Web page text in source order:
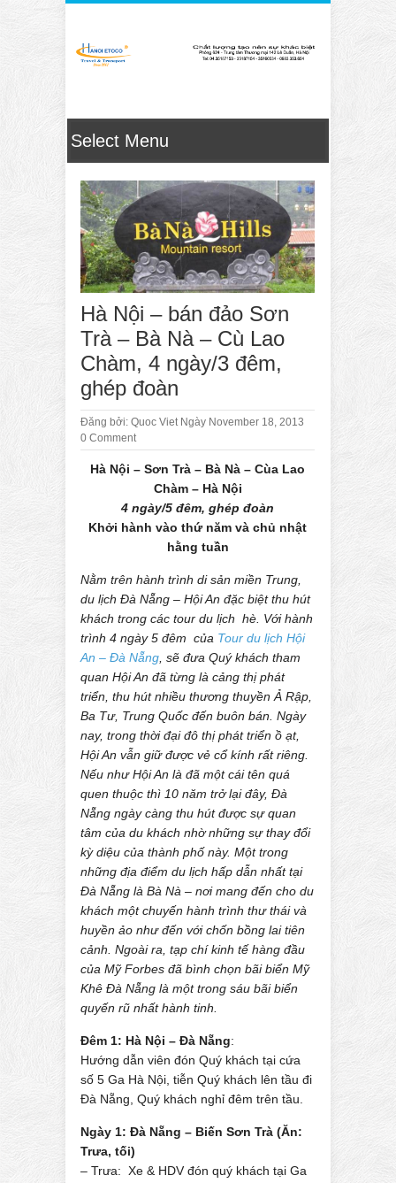
Hà Nội – bán đảo Sơn
Trà – Bà Nà – Cù Lao
Chàm, 4 ngày/3 đêm,
ghép đoàn
Đăng bởi: Quoc Viet Ngày November 18, 2013
0 Comment
Hà Nội – Sơn Trà – Bà Nà – Cùa Lao
Chàm – Hà Nội
4 ngày/5 đêm, ghép đoàn
Khởi hành vào thứ năm và chủ nhật
hằng tuần
Nằm trên hành trình di sản miền Trung,
du lịch Đà Nẵng – Hội An đặc biệt thu hút
khách trong các tour du lịch hè. Với hành
trình 4 ngày 5 đêm của Tour du lịch Hội
An – Đà Nẵng , sẽ đưa Quý khách tham
quan Hội An đã từng là cảng thị phát
triển, thu hút nhiều thương thuyền Ả Rập,
Ba Tư, Trung Quốc đến buôn bán. Ngày
nay, trong thời đại đô thị phát triển ồ ạt,
Hội An vẫn giữ được vẻ cổ kính rất riêng.
Nếu như Hội An là đã một cái tên quá
quen thuộc thì 10 năm trở lại đây, Đà
Nẵng ngày càng thu hút được sự quan
tâm của du khách nhờ những sự thay đổi
kỳ diệu của thành phố này. Một trong
những địa điểm du lịch hấp dẫn nhất tại
Đà Nẵng là Bà Nà – nơi mang đến cho du
khách một chuyến hành trình thư thái và
huyền ảo như đến với chốn bồng lai tiên
cảnh. Ngoài ra, tạp chí kinh tế hàng đầu
của Mỹ Forbes đã bình chọn bãi biển Mỹ
Khê Đà Nẵng là một trong sáu bãi biển
quyến rũ nhất hành tinh.
Đêm 1: Hà Nội – Đà Nẵng:
Hướng dẫn viên đón Quý khách tại cứa
số 5 Ga Hà Nội, tiễn Quý khách lên tầu đi
Đà Nẵng, Quý khách nghỉ đêm trên tầu.
Ngày 1: Đà Nẵng – Biến Sơn Trà (Ăn:
Trưa, tối)
– Trưa: Xe & HDV đón quý khách tại Ga